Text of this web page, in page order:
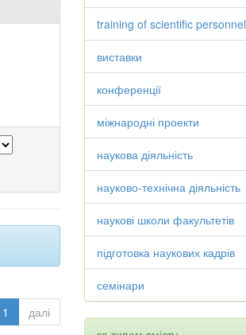
1 далі
training of scientific personnel
виставки
конференції
міжнародні проекти
наукова діяльність
науково-технічна діяльність
наукові школи факультетів
підготовка наукових кадрів
семінари